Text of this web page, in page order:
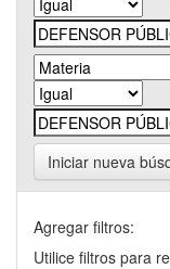
Iniciar nueva
Agregar filtros:
Utilice filtros para